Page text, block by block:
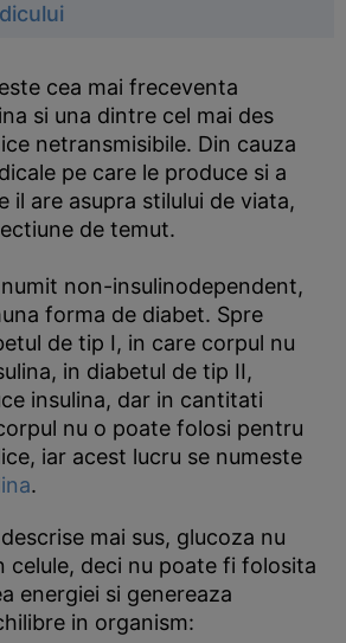
cea mai freceventa
si una dintre cel mai des
netransmisibile. Din cauza
pe care le produce si a
il are asupra stilului de viata,
de temut.
numit non-insulinodependent,
forma de diabet. Spre
de tip I, in care corpul nu
in diabetul de tip II,
insulina, dar in cantitati
nu o poate folosi pentru
iar acest lucru se numeste
.
mai sus, glucoza nu
celule, deci nu poate fi folosita
energiei si genereaza
in organism: